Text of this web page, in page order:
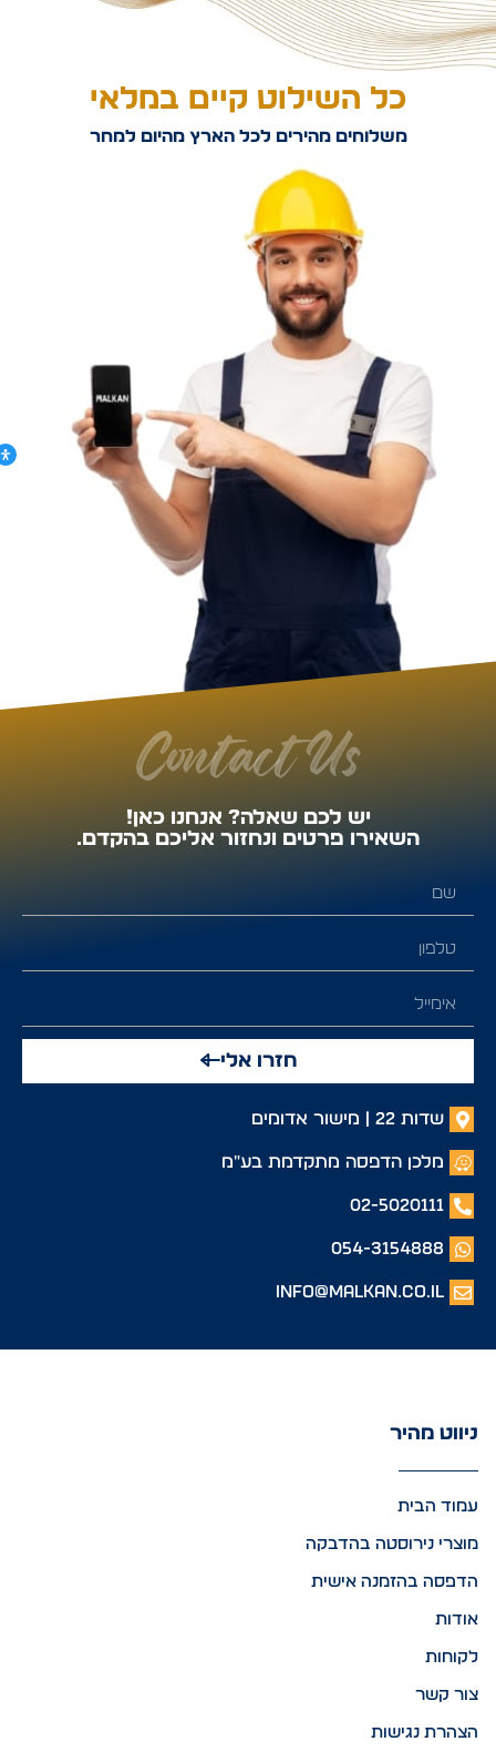
כל השילוט קיים במלאי
משלוחים מהירים לכל הארץ מהיום למחר
Contact Us
יש לכם שאלה? אנחנו כאן!
השאירו פרטים ונחזור אליכם בהקדם.
חזרו אלי
שדות 22 | מישור אדומים
מלכן הדפסה מתקדמת בע"מ
02-5020111
054-3154888
info@malkan.co.il
ניווט מהיר
עמוד הבית
מוצרי נירוסטה בהדבקה
הדפסה בהזמנה אישית
אודות
לקוחות
צור קשר
הצהרת נגישות